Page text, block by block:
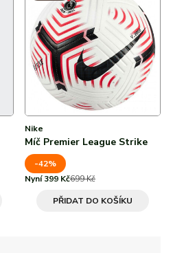
Nike
Míč Premier League Strike
-42%
Nyní 399 Kč699 Kč
PŘIDAT DO KOŠÍKU